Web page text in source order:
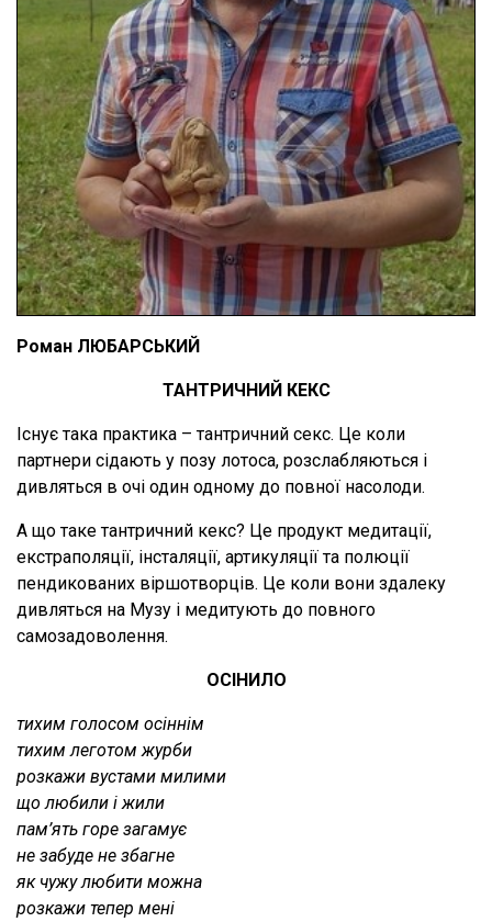
Роман ЛЮБАРСЬКИЙ
ТАНТРИЧНИЙ КЕКС
Існує така практика – тантричний секс. Це коли
партнери сідають у позу лотоса, розслабляються і
дивляться в очі один одному до повної насолоди.
А що таке тантричний кекс? Це продукт медитації,
екстраполяції, інсталяції, артикуляції та полюції
пендикованих віршотворців. Це коли вони здалеку
дивляться на Музу і медитують до повного
самозадоволення.
ОСІНИЛО
тихим голосом осіннім
тихим леготом журби
розкажи вустами милими
що любили і жили
пам’ять горе загамує
не забуде не збагне
як чужу любити можна
розкажи тепер мені